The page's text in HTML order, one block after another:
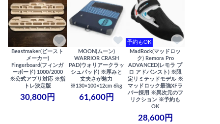
Beastmaker(ビースト
メーカー)
Fingerboard(フィンガ
ーボード) 1000/2000
※公式アプリ対応 ※指
トレ決定版
30,800円
MOON(ムーン)
WARRIOR CRASH
PAD(ウォリアークラッ
シュパッド) ※厚みと
丈夫さが魅力
※130×100×12cm 6kg
61,600円
予約もOK
MadRock(マッドロッ
ク) Remora Pro
ADVANCED(レモラ プ
ロ アドバンスト) ※限
定リミテッドモデル ※
マッドロック最強XFラ
バー採用 ※異次元のフ
リクション ※予約も
OK
28,600円